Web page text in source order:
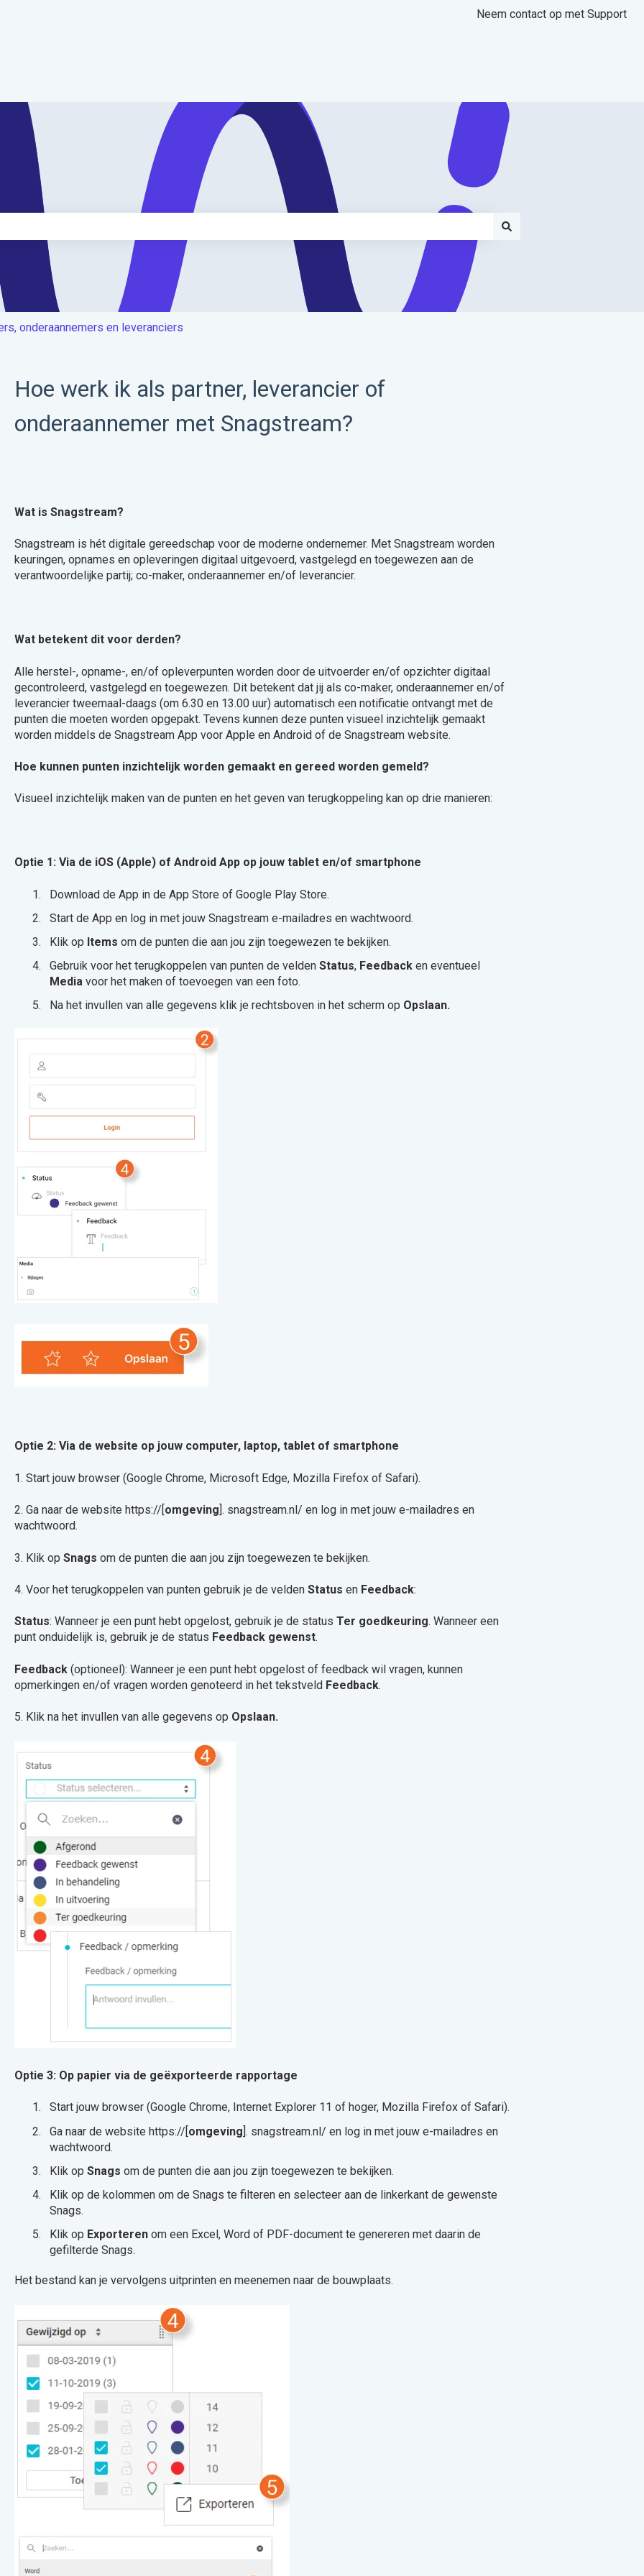
Neem contact op met Support
is leeg.
onderaannemers en leveranciers
Hoe werk ik als partner, leverancier of
onderaannemer met Snagstream?
Wat is Snagstream?
Snagstream is hét digitale gereedschap voor de moderne ondernemer. Met Snagstream worden
keuringen, opnames en opleveringen digitaal uitgevoerd, vastgelegd en toegewezen aan de
verantwoordelijke partij; co-maker, onderaannemer en/of leverancier.
Wat betekent dit voor derden?
Alle herstel-, opname-, en/of opleverpunten worden door de uitvoerder en/of opzichter digitaal
gecontroleerd, vastgelegd en toegewezen. Dit betekent dat jij als co-maker, onderaannemer en/of
leverancier tweemaal-daags (om 6.30 en 13.00 uur) automatisch een notificatie ontvangt met de
punten die moeten worden opgepakt. Tevens kunnen deze punten visueel inzichtelijk gemaakt
worden middels de Snagstream App voor Apple en Android of de Snagstream website.
Hoe kunnen punten inzichtelijk worden gemaakt en gereed worden gemeld?
Visueel inzichtelijk maken van de punten en het geven van terugkoppeling kan op drie manieren:
Optie 1: Via de iOS (Apple) of Android App op jouw tablet en/of smartphone
Download de App in de App Store of Google Play Store.
Start de App en log in met jouw Snagstream e-mailadres en wachtwoord.
Klik op Items om de punten die aan jou zijn toegewezen te bekijken.
Gebruik voor het terugkoppelen van punten de velden Status, Feedback en eventueel
Media voor het maken of toevoegen van een foto.
Na het invullen van alle gegevens klik je rechtsboven in het scherm op Opslaan.
Optie 2: Via de website op jouw computer, laptop, tablet of smartphone
1. Start jouw browser (Google Chrome, Microsoft Edge, Mozilla Firefox of Safari).
2. Ga naar de website https://[ omgeving ]. snagstream.nl/ en log in met jouw e-mailadres en
wachtwoord.
3. Klik op Snags om de punten die aan jou zijn toegewezen te bekijken.
4. Voor het terugkoppelen van punten gebruik je de velden Status en Feedback:
Status: Wanneer je een punt hebt opgelost, gebruik je de status Ter goedkeuring. Wanneer een
punt onduidelijk is, gebruik je de status Feedback gewenst.
Feedback (optioneel): Wanneer je een punt hebt opgelost of feedback wil vragen, kunnen
opmerkingen en/of vragen worden genoteerd in het tekstveld Feedback.
5. Klik na het invullen van alle gegevens op Opslaan.
Optie 3: Op papier via de geëxporteerde rapportage
Start jouw browser (Google Chrome, Internet Explorer 11 of hoger, Mozilla Firefox of Safari).
Ga naar de website https://[omgeving]. snagstream.nl/ en log in met jouw e-mailadres en
wachtwoord.
Klik op Snags om de punten die aan jou zijn toegewezen te bekijken.
Klik op de kolommen om de Snags te filteren en selecteer aan de linkerkant de gewenste
Snags.
Klik op Exporteren om een Excel, Word of PDF-document te genereren met daarin de
gefilterde Snags.
Het bestand kan je vervolgens uitprinten en meenemen naar de bouwplaats.